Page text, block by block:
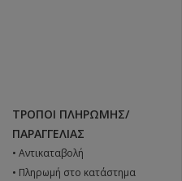
ΤΡΌΠΟΙ ΠΛΗΡΩΜΉΣ/
ΠΑΡΑΓΓΕΛΊΑΣ
• Αντικαταβολή
• Πληρωμή στο κατάστημα